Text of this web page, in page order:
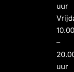
uur
–
uur